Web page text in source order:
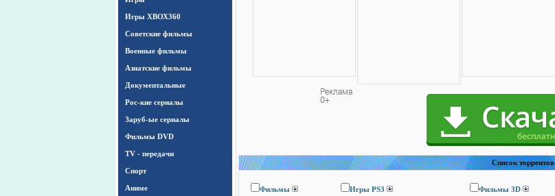
Игры ХВОХ360
Cоветские фильмы
Военные фильмы
Азиатские фильмы
Документальные
Рос-кие сериалы
Заруб-ые сериалы
Фильмы DVD
TV - передачи
Спорт
Аниме
Список торрентов
Фильмы Игры PS3 Фильмы 3D